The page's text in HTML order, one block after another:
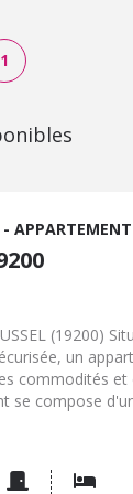
1
APPARTEMENT
(19200)
un
commodités et
se compose
balcon,
Terrain